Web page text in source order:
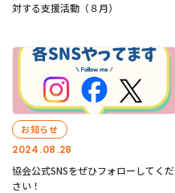
対する支援活動（８月）
2024.08.28
お知らせ
協会公式SNSをぜひフォローしてくだ
さい！